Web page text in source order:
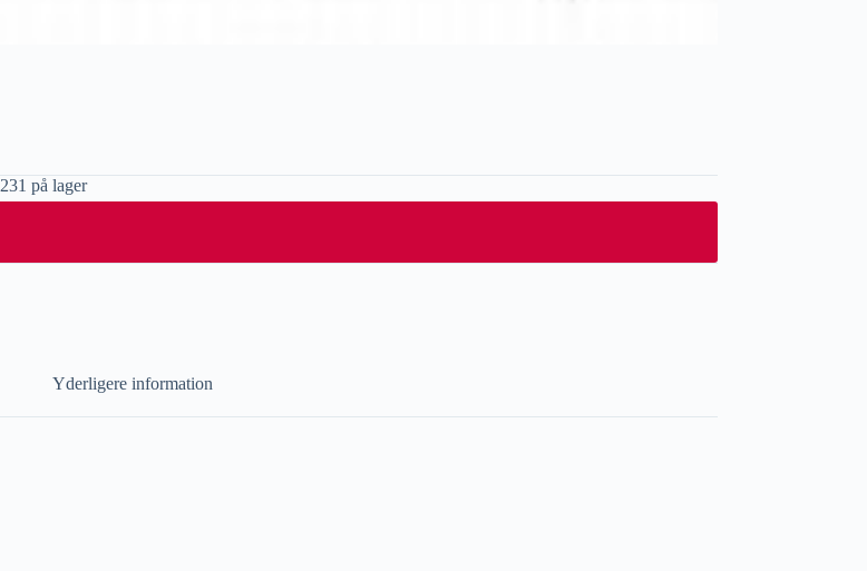
231 på lager
Yderligere information